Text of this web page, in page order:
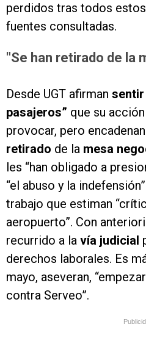
perdidos tras todos
fuentes consultadas.
"Se han retirado de la
Desde UGT afirman sentir
pasajeros” que su
provocar, pero
retirado de la mesa
les “han obligado a
“el abuso y la
trabajo que estiman
aeropuerto”. Con
recurrido a la vía judicial
derechos laborales. Es
mayo, aseveran,
contra Serveo”.